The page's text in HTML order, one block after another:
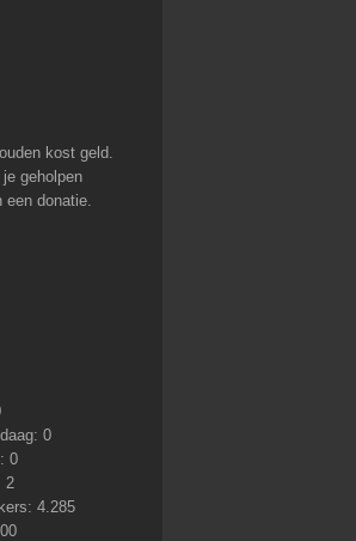
kost geld.
je geholpen
een donatie.
0
0
2
4.285